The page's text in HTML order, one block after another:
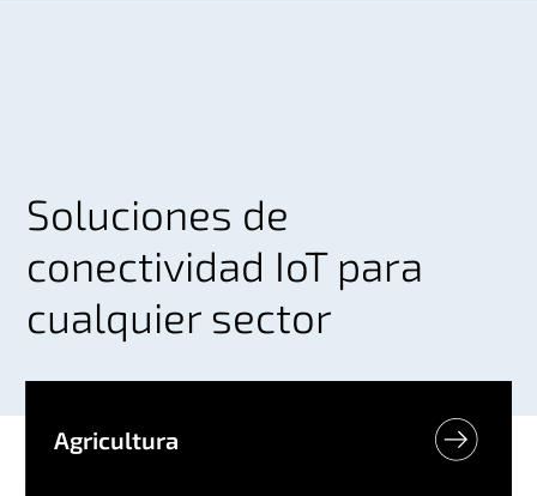
Soluciones de
conectividad IoT para
cualquier sector
Agricultura